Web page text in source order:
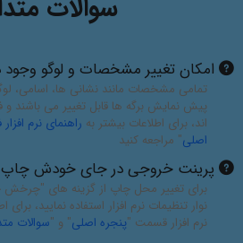
سوالات
امکان تغییر مشخصات و لوگو وجود
تمامی مشخصات مانند نشانی ها، اسامی،
پیش نمایش برگه ها قابل تغییر می باشند
اند، برای اطلاعات بیشتر به راهنمای نرم افزار
اصلی" مراجعه کنید
پرینت خروجی در جای خودش
برای تغییر محل چاپ از گزینه های
نوار تنظیمات نرم افزار استفاده نمایید،
نرم افزار قسمت "پنجره اصلی" و "سوالات